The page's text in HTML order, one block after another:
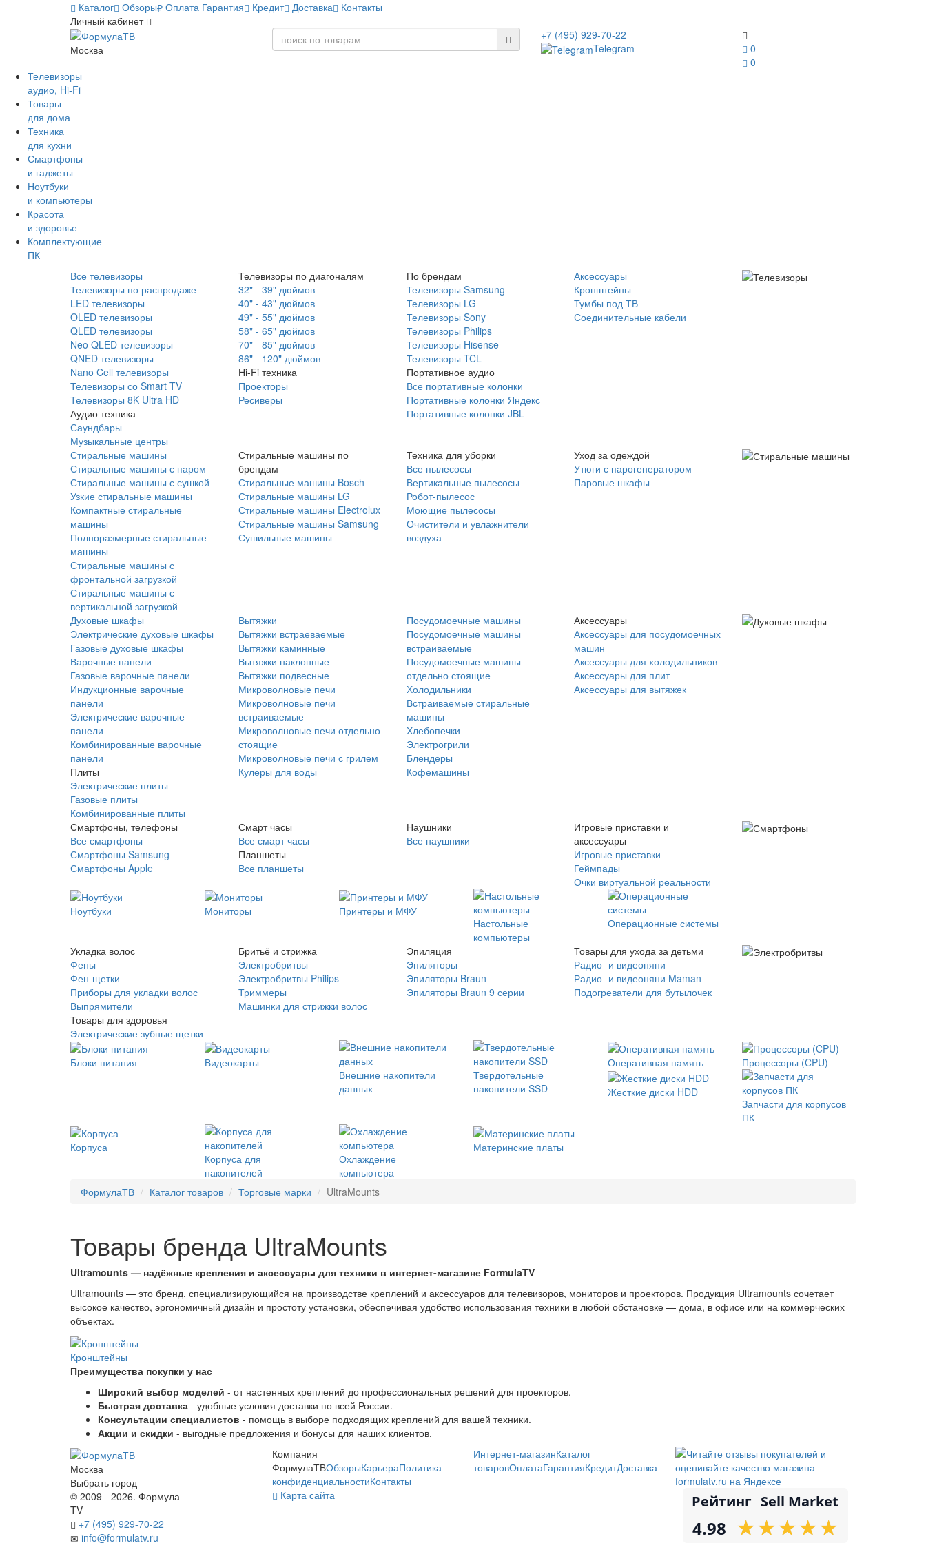
Каталог Обзоры Оплата Гарантия Кредит Доставка
Контакты
Личный кабинет
Москва
0
0
+7 (495) 929-70-22
Telegram
Телевизоры
аудио, Hi-Fi
Товары
для дома
Техника
для кухни
Смартфоны
и гаджеты
Ноутбуки
и компьютеры
Красота
и здоровье
Комплектующие
ПК
Все телевизоры
Телевизоры по распродаже
LED телевизоры
OLED телевизоры
QLED телевизоры
Neo QLED телевизоры
QNED телевизоры
Nano Cell телевизоры
Телевизоры со Smart TV
Телевизоры 8K Ultra HD
Аудио техника
Саундбары
Музыкальные центры
Телевизоры по диагоналям
32" - 39" дюймов
40" - 43" дюймов
49" - 55" дюймов
58" - 65" дюймов
70" - 85" дюймов
86" - 120" дюймов
Hi-Fi техника
Проекторы
Ресиверы
По брендам
Телевизоры Samsung
Телевизоры LG
Телевизоры Sony
Телевизоры Philips
Телевизоры Hisense
Телевизоры TCL
Портативное аудио
Все портативные колонки
Портативные колонки Яндекс
Портативные колонки JBL
Аксессуары
Кронштейны
Тумбы под ТВ
Соединительные кабели
Стиральные машины
Стиральные машины с паром
Стиральные машины с сушкой
Узкие стиральные машины
Компактные стиральные
машины
Полноразмерные стиральные
машины
Стиральные машины с
фронтальной загрузкой
Стиральные машины с
вертикальной загрузкой
Стиральные машины по
брендам
Стиральные машины Bosch
Стиральные машины LG
Стиральные машины Electrolux
Стиральные машины Samsung
Сушильные машины
Техника для уборки
Все пылесосы
Вертикальные пылесосы
Робот-пылесос
Моющие пылесосы
Очистители и увлажнители
воздуха
Уход за одеждой
Утюги с парогенератором
Паровые шкафы
Духовые шкафы
Электрические духовые шкафы
Газовые духовые шкафы
Варочные панели
Газовые варочные панели
Индукционные варочные
панели
Электрические варочные
панели
Комбинированные варочные
панели
Плиты
Электрические плиты
Газовые плиты
Комбинированные плиты
Вытяжки
Вытяжки встраеваемые
Вытяжки каминные
Вытяжки наклонные
Вытяжки подвесные
Микроволновые печи
Микроволновые печи
встраиваемые
Микроволновые печи отдельно
стоящие
Микроволновые печи с грилем
Кулеры для воды
Посудомоечные машины
Посудомоечные машины
встраиваемые
Посудомоечные машины
отдельно стоящие
Холодильники
Встраиваемые стиральные
машины
Хлебопечки
Электрогрили
Блендеры
Кофемашины
Аксессуары
Аксессуары для посудомоечных
машин
Аксессуары для холодильников
Аксессуары для плит
Аксессуары для вытяжек
Смартфоны, телефоны
Все смартфоны
Смартфоны Samsung
Смартфоны Apple
Смарт часы
Все смарт часы
Планшеты
Все планшеты
Наушники
Все наушники
Игровые приставки и
аксессуары
Игровые приставки
Геймпады
Очки виртуальной реальности
Ноутбуки Мониторы
Принтеры и МФУ
Настольные
компьютеры
Операционные системы
Укладка волос
Фены
Фен-щетки
Приборы для укладки волос
Выпрямители
Товары для здоровья
Электрические зубные щетки
Бритьё и стрижка
Электробритвы
Электробритвы Philips
Триммеры
Машинки для стрижки волос
Эпиляция
Эпиляторы
Эпиляторы Braun
Эпиляторы Braun 9 серии
Товары для ухода за детьми
Радио- и видеоняни
Радио- и видеоняни Maman
Подогреватели для бутылочек
Блоки питания
Видеокарты
Внешние накопители
данных
Твердотельные
накопители SSD
Оперативная память Процессоры (CPU)
Жесткие диски HDD
Запчасти для корпусов
ПК
Корпуса
Корпуса для
накопителей
Охлаждение
компьютера
Материнские платы
ФормулаТВ Каталог товаров Торговые марки UltraMounts
Товары бренда UltraMounts
Ultramounts — надёжные крепления и аксессуары для техники в интернет-магазине FormulaTV
Ultramounts — это бренд, специализирующийся на производстве креплений и аксессуаров для телевизоров, мониторов и проекторов. Продукция Ultramounts сочетает
высокое качество, эргономичный дизайн и простоту установки, обеспечивая удобство использования техники в любой обстановке — дома, в офисе или на коммерческих
объектах.
Кронштейны
Преимущества покупки у нас
Широкий выбор моделей - от настенных креплений до профессиональных решений для проекторов.
Быстрая доставка - удобные условия доставки по всей России.
Консультации специалистов - помощь в выборе подходящих креплений для вашей техники.
Акции и скидки - выгодные предложения и бонусы для наших клиентов.
Москва
Выбрать город
© 2009 - 2026. Формула
TV
+7 (495) 929-70-22
info@formulatv.ru
Компания
ФормулаТВОбзорыКарьераПолитика
конфиденциальностиКонтакты
Интернет-магазинКаталог
товаровОплатаГарантияКредитДоставка
Карта сайта
Рейтинг Sell Market
4.98 ★
★★
★★
★★
★★
★